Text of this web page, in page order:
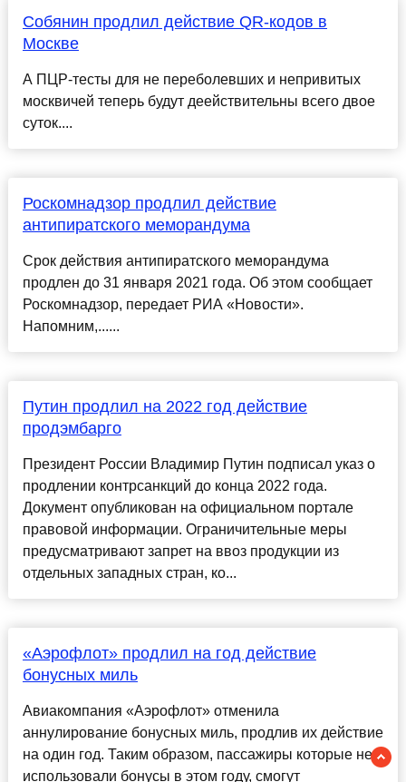
Собянин продлил действие QR-кодов в
Москве
А ПЦР-тесты для не переболевших и непривитых
москвичей теперь будут деействительны всего двое
суток....
Роскомнадзор продлил действие
антипиратского меморандума
Срок действия антипиратского меморандума
продлен до 31 января 2021 года. Об этом сообщает
Роскомнадзор, передает РИА «Новости».
Напомним,......
Путин продлил на 2022 год действие
продэмбарго
Президент России Владимир Путин подписал указ о
продлении контрсанкций до конца 2022 года.
Документ опубликован на официальном портале
правовой информации. Ограничительные меры
предусматривают запрет на ввоз продукции из
отдельных западных стран, ко...
«Аэрофлот» продлил на год действие
бонусных миль
Авиакомпания «Аэрофлот» отменила
аннулирование бонусных миль, продлив их действие
на один год. Таким образом, пассажиры которые не
использовали бонусы в этом году, смогут